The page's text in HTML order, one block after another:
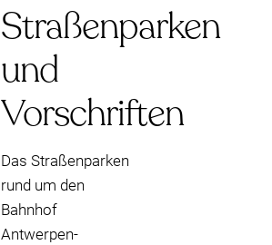
Straßenparken
und
Vorschriften
Das Straßenparken
rund um den
Bahnhof
Antwerpen-